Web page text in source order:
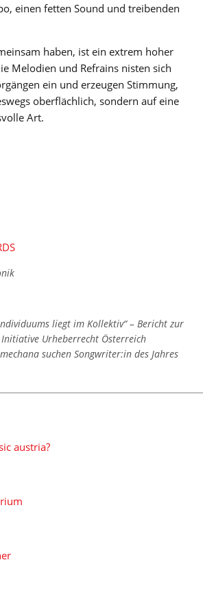
einen fetten Sound und treibenden
haben, ist ein extrem hoher
Melodien und Refrains nisten sich
ein und erzeugen Stimmung,
oberflächlich, sondern auf eine
Art.
liegt im Kollektiv“ – Bericht zur
Urheberrecht Österreich
suchen Songwriter:in des Jahres
austria?